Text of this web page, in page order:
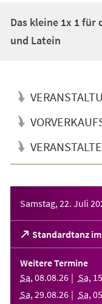
Das kleine 1x 1 für
und Latein
Samstag, 22. Juli
Standardtanz im
(Öffnet
in
einem
neuen
Tab)
Weitere Termine
Sa, 08.08.26 Sa, 15
Sa, 29.08.26 Sa, 05